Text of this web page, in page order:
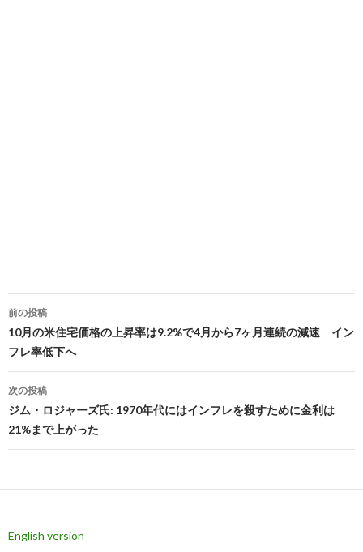
投
稿
ナ
ビ
ゲ
ー
ン
前の投稿
10月の米住宅価格の上昇率は9.2%で4月から7ヶ月連続の減速 イン
フレ率低下へ
次の投稿
ジム・ロジャーズ氏: 1970年代にはインフレを殺すために金利は
21%まで上がった
English version